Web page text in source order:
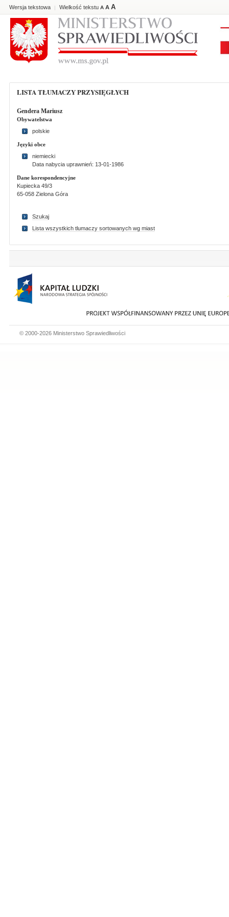
Wersja tekstowa | Wielkość tekstu A A A
LISTA TŁUMACZY PRZYSIĘGŁYCH
Gendera Mariusz
Obywatelstwa
polskie
Języki obce
niemiecki
Data nabycia uprawnień: 13-01-1986
Dane korespondencyjne
Kupiecka 49/3
65-058 Zielona Góra
Szukaj
Lista wszystkich tlumaczy sortowanych wg miast
© 2000-2026 Ministerstwo Sprawiedliwości